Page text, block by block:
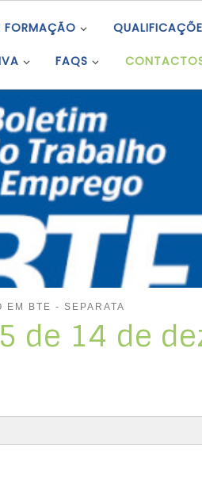
FORMAÇÃO
FAQS
EM BTE - SEPARATA
de 14 de